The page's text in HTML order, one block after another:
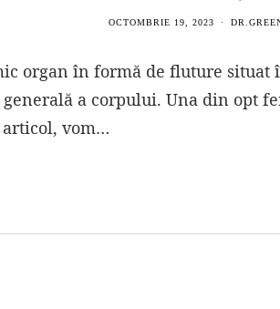
OCTOMBRIE 19, 2023
organ în formă de fluture situat
a corpului. Una din opt
vom…